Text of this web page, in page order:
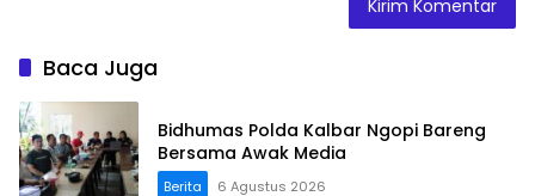
Baca Juga
Bidhumas Polda Kalbar Ngopi Bareng
Bersama Awak Media
Berita 6 Agustus 2026